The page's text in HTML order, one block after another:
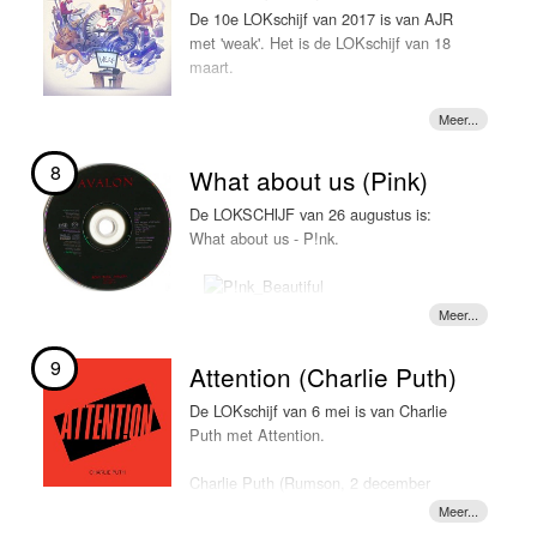
In 2017 werkt Jonas Blue samen met de
Australische zanger William Singe op de track
"Mama" dat deze week LOKSCHIJF is.
nu voorbij en dropt hij zijn nieuwe track
"Too good at goodbyes". En wat is 'ie
lekker hè? Het lijkt alsof Sam Smith
nooit is weggeweest. De track is weer
een echte tranentrekker, compleet met
De 10e LOKschijf van 2017 is van AJR
met 'weak'. Het is de LOKschijf van 18
maart.
8 What about us (Pink)
De LOKSCHIJF van 26 augustus is:
What about us - P!nk.
9 Attention (Charlie Puth)
De LOKschijf van 6 mei is van Charlie
Puth met Attention.
Charlie Puth (Rumson, 2 december
1991, is een Amerikaans zanger en